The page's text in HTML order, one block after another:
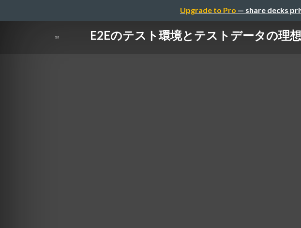
Upgrade to Pro — share decks
E2Eのテスト環境とテストデータの理